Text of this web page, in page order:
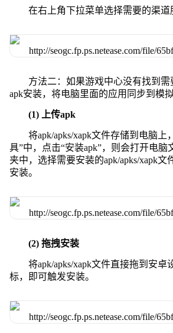
在右上角下拉菜单选择需要的渠道
方法二：如果游戏中心没有找到
apk安装，将电脑里面的应用同步到模拟
(1) 上传apk
将apk/apks/xapk文件存储到电脑上
具”中，点击“安装apk”，则会打开电脑
夹中，选择需要安装的apk/apks/xapk文
安装。
(2) 拖拽安装
将apk/apks/xapk文件直接拖到安卓
标，即可触发安装。